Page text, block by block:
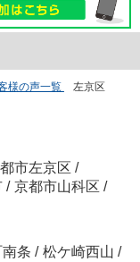
様の声一覧
左京区
市左京区 /
/ 京都市山科区 /
条 / 松ケ崎西山 /